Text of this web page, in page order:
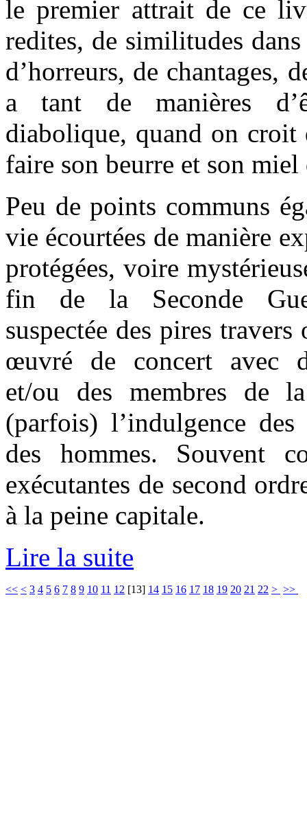
le premier attrait de ce
redites, de similitudes
d’horreurs, de chantages,
a tant de manières
diabolique, quand on
faire son beurre et son
Peu de points communs
vie écourtées de manière
protégées, voire
fin de la Seconde
suspectée des pires
œuvré de concert avec
et/ou des membres de
(parfois) l’indulgence
des hommes. Souvent
exécutantes de second
à la peine capitale.
Lire la suite
<< < 3 4 5 6 7 8 9 10 11 12 [13] 14 15 16 17 18 19 20 21 22 > >>